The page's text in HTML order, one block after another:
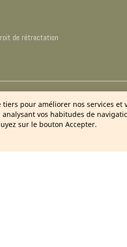
de rétractation
Cosmétique Naturel France –
pour améliorer nos services et
vos habitudes de
sur le bouton Accepter.